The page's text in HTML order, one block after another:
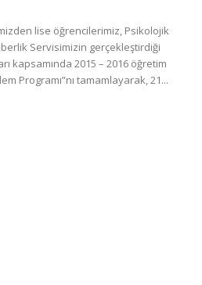
lise öğrencilerimiz, Psikolojik
Servisimizin gerçekleştirdiği
kapsamında 2015 – 2016 öğretim
Programı”nı tamamlayarak, 21...